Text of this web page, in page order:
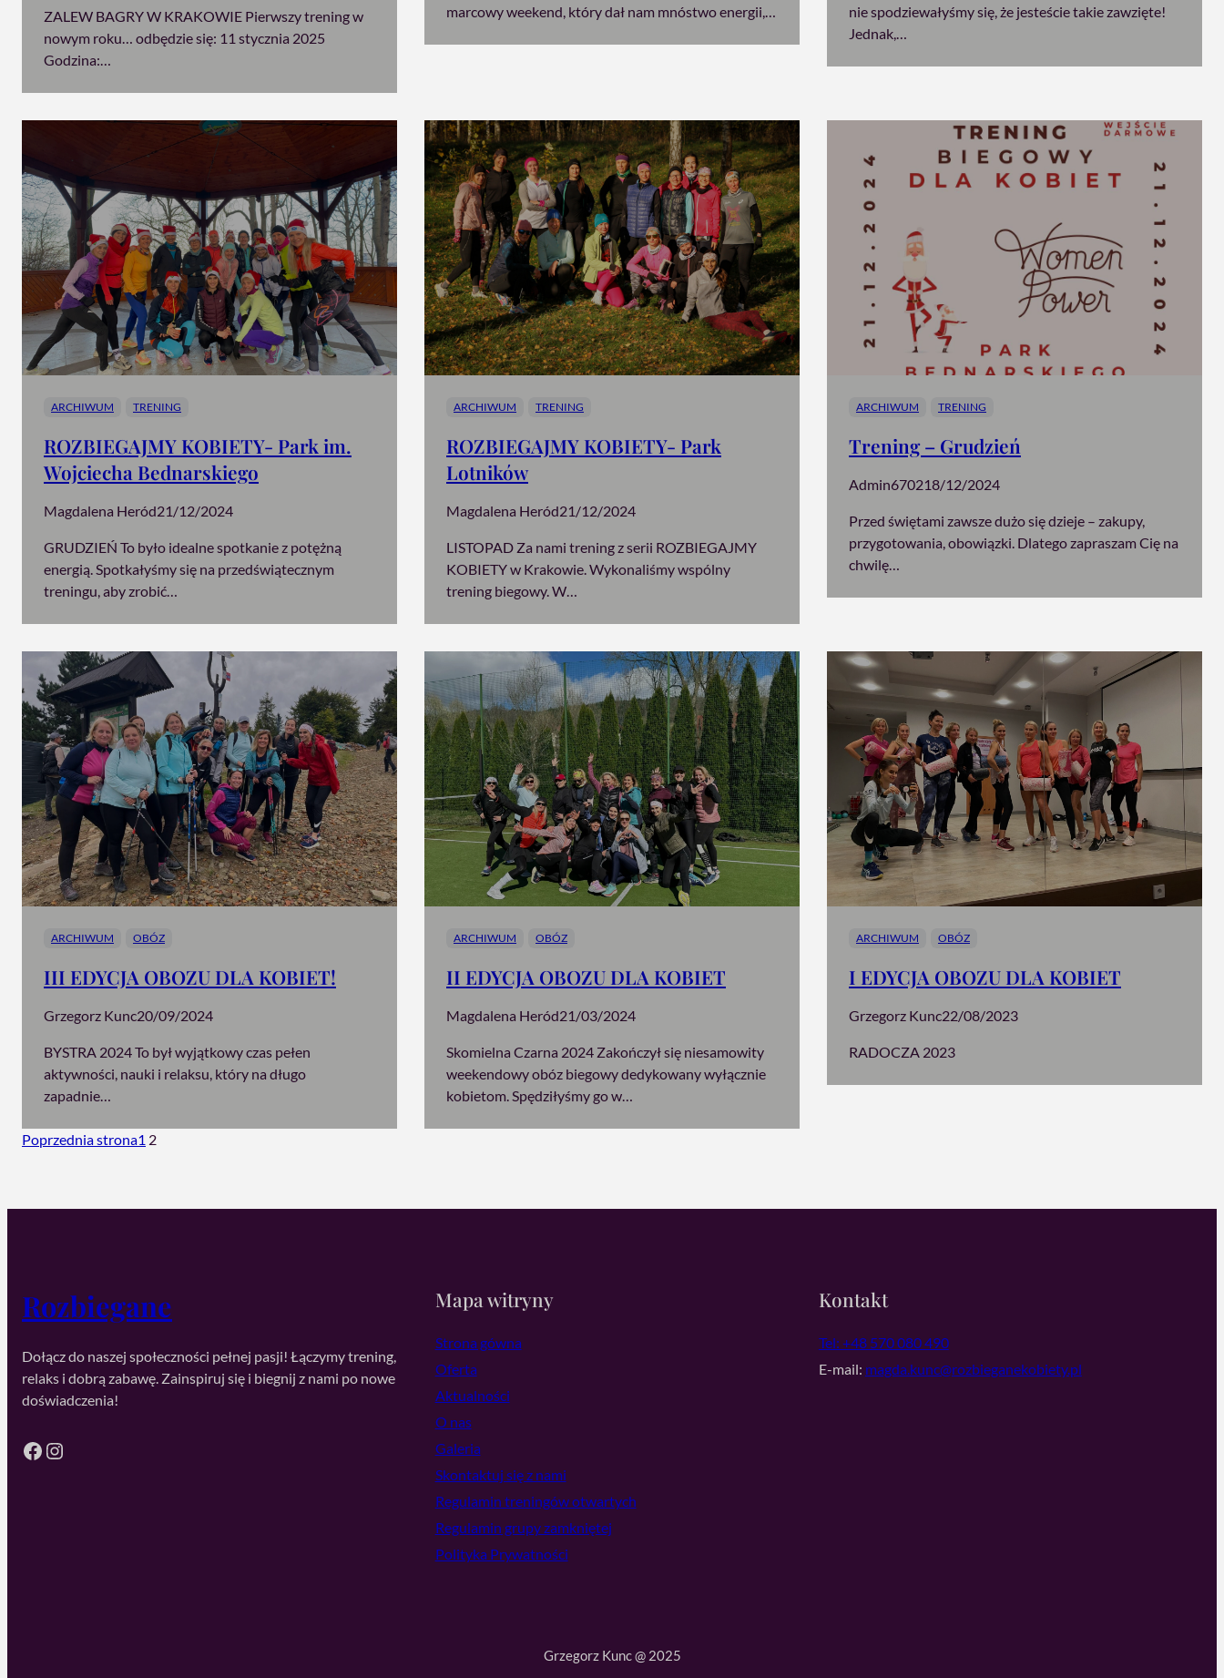
ZALEW BAGRY W KRAKOWIE Pierwszy trening w
nowym roku… odbędzie się: 11 stycznia 2025
Godzina:…
marcowy weekend, który dał nam mnóstwo energii,…
nie spodziewałyśmy się, że jesteście takie zawzięte!
Jednak,…
ARCHIWUM TRENING
ROZBIEGAJMY KOBIETY- Park im.
Wojciecha Bednarskiego
Magdalena Heród21/12/2024
GRUDZIEŃ To było idealne spotkanie z potężną
energią. Spotkałyśmy się na przedświątecznym
treningu, aby zrobić…
ARCHIWUM TRENING
ROZBIEGAJMY KOBIETY- Park
Lotników
Magdalena Heród21/12/2024
LISTOPAD Za nami trening z serii ROZBIEGAJMY
KOBIETY w Krakowie. Wykonaliśmy wspólny
trening biegowy. W…
ARCHIWUM TRENING
Trening – Grudzień
Admin670218/12/2024
Przed świętami zawsze dużo się dzieje – zakupy,
przygotowania, obowiązki. Dlatego zapraszam Cię na
chwilę…
ARCHIWUM OBÓZ
III EDYCJA OBOZU DLA KOBIET!
Grzegorz Kunc20/09/2024
BYSTRA 2024 To był wyjątkowy czas pełen
aktywności, nauki i relaksu, który na długo
zapadnie…
ARCHIWUM OBÓZ
II EDYCJA OBOZU DLA KOBIET
Magdalena Heród21/03/2024
Skomielna Czarna 2024 Zakończył się niesamowity
weekendowy obóz biegowy dedykowany wyłącznie
kobietom. Spędziłyśmy go w…
ARCHIWUM OBÓZ
I EDYCJA OBOZU DLA KOBIET
Grzegorz Kunc22/08/2023
RADOCZA 2023
Poprzednia strona1 2
Rozbiegane
Dołącz do naszej społeczności pełnej pasji! Łączymy trening,
relaks i dobrą zabawę. Zainspiruj się i biegnij z nami po nowe
doświadczenia!
Facebook Instagram
Mapa witryny
Strona gówna
Oferta
Aktualności
O nas
Galeria
Skontaktuj się z nami
Regulamin treningów otwartych
Regulamin grupy zamkniętej
Polityka Prywatności
Kontakt
Tel: +48 570 080 490
E-mail: magda.kunc@rozbieganekobiety.pl
Grzegorz Kunc @ 2025